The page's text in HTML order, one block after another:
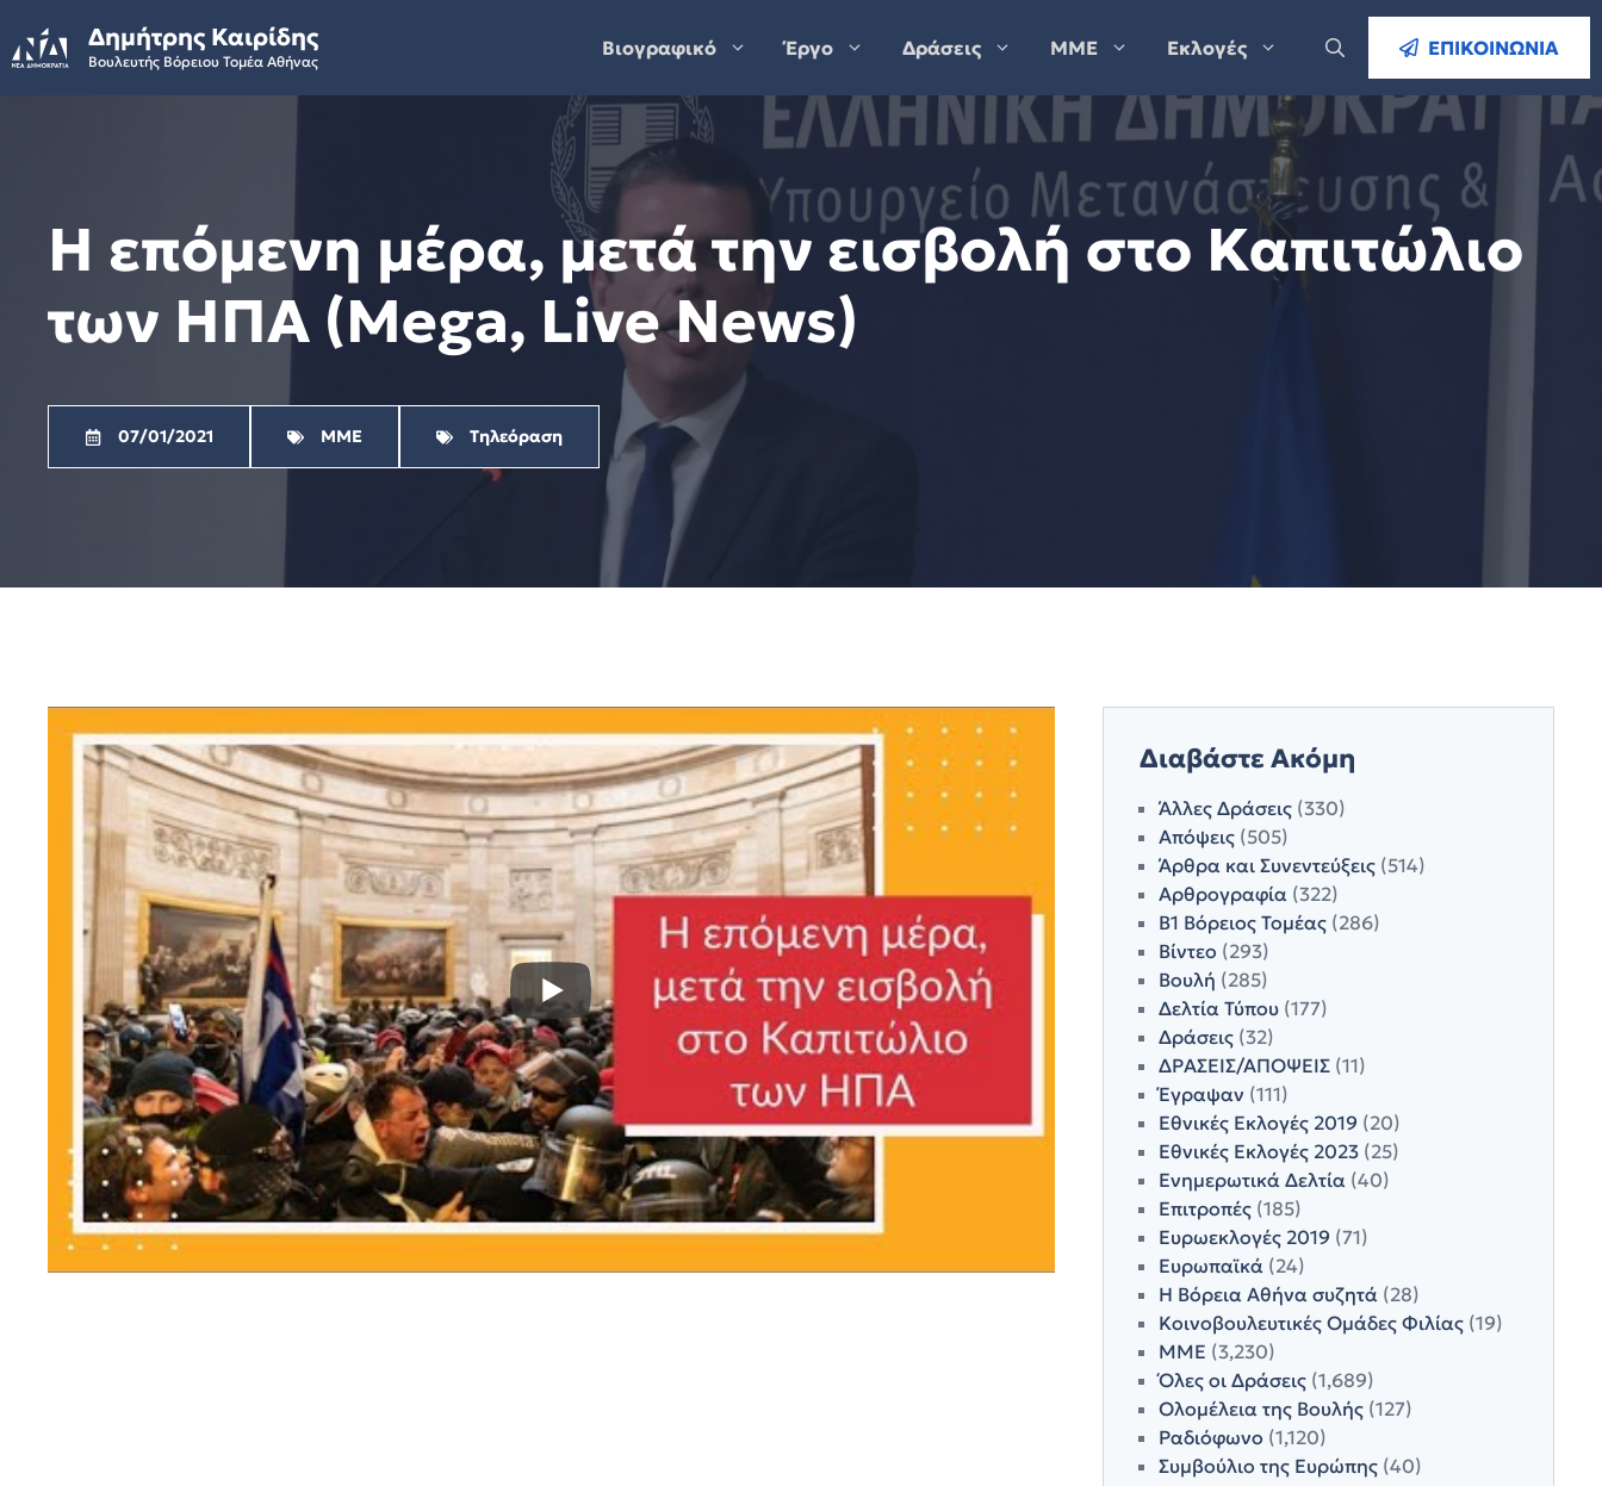
to
content
Δημήτρης Καιρίδης
Βουλευτής Βόρειου Τομέα Αθήνας
Βιογραφικό Έργο Δράσεις ΜΜΕ Εκλογές ΕΠΙΚΟΙΝΩΝΙΑ
Η επόμενη μέρα, μετά την εισβολή στο Καπιτώλιο
των ΗΠΑ (Mega, Live News)
07/01/2021 ΜΜΕ Τηλεόραση
Διαβάστε Ακόμη
Άλλες Δράσεις(330)
Απόψεις(505)
Άρθρα και Συνεντεύξεις(514)
Αρθρογραφία(322)
Β1 Βόρειος Τομέας(286)
Βίντεο (293)
Βουλή (285)
Δελτία Τύπου(177)
Δράσεις(32)
ΔΡΑΣΕΙΣ/ΑΠΟΨΕΙΣ(11)
Έγραψαν (111)
Εθνικές Εκλογές 2019 (20)
Εθνικές Εκλογές 2023(25)
Ενημερωτικά Δελτία(40)
Επιτροπές(185)
Ευρωεκλογές 2019 (71)
Ευρωπαϊκά(24)
Η Βόρεια Αθήνα συζητά(28)
Κοινοβουλευτικές Ομάδες Φιλίας(19)
ΜΜΕ (3,230)
Όλες οι Δράσεις(1,689)
Ολομέλεια της Βουλής(127)
Ραδιόφωνο (1,120)
Συμβούλιο της Ευρώπης(40)